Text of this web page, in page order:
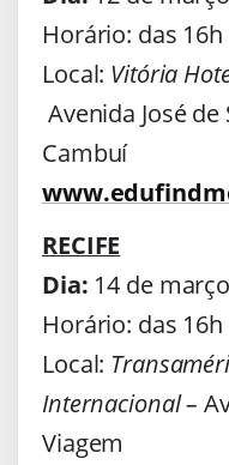
Horário: das 16h
Local: Vitória
Avenida José
Cambuí
RECIFE
Dia: 14 de
Horário: das 16h
Local:
Internacional–
Viagem